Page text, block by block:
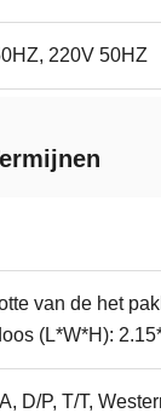
220V 50HZ
van de het
(L*W*H):
D/P, T/T,